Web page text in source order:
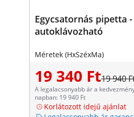
Egycsatornás pipetta
autoklávozható
Méretek (HxSzéxMa)
19 340 Ft19 940
A legalacsonyabb ár a
napban: 19 940 Ft
Korlátozott idejű ajánlat